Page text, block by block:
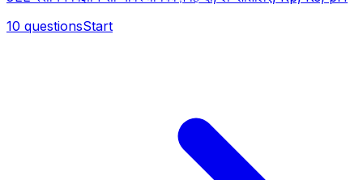
10 questionsStart